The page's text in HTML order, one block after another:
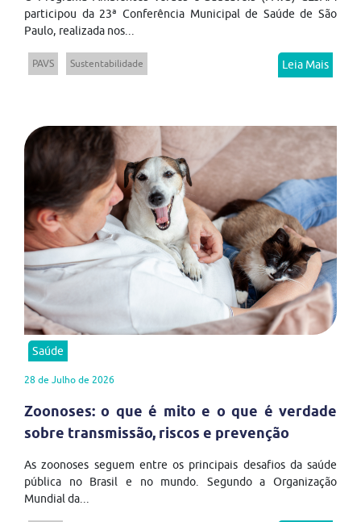
participou da 23ª Conferência Municipal de Saúde de São
Paulo, realizada nos...
PAVS Sustentabilidade Leia Mais
Saúde
28 de Julho de 2026
Zoonoses: o que é mito e o que é verdade
sobre transmissão, riscos e prevenção
As zoonoses seguem entre os principais desafios da saúde
pública no Brasil e no mundo. Segundo a Organização
Mundial da...